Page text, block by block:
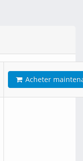
Acheter